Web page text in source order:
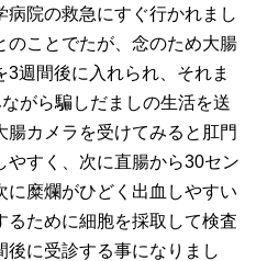
院の救急にすぐ行かれまし
のことでたが、念のため大腸
週間後に入れられ、それま
がら騙しだましの生活を送
腸カメラを受けてみると肛門
やすく、次に直腸から30セン
糜爛がひどく出血しやすい
るために細胞を採取して検査
に受診する事になりまし